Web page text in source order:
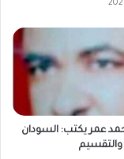
عمر يكتب: السودان
والتقسيم